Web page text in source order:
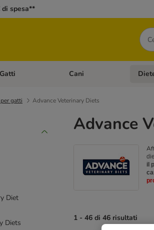
di spesa**
Cerca
Menù Categoria: Occasioni
Gatti Apri Menù Categoria: Gatti
Cani Apri
gatti Advance Veterinary Diets
Diet
Diets
Advance
il
1 - 46 di 46 risultati